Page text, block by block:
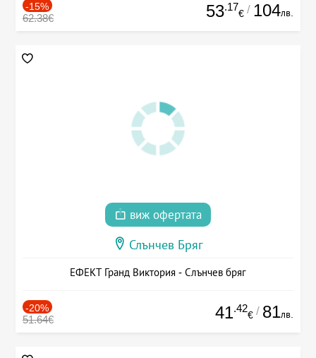
-15%
62.38€ 53.17
€ / 104лв.
виж офертата
Слънчев Бряг
ЕФЕКТ Гранд Виктория - Слънчев бряг
-20%
51.64€ 41.42
€ / 81лв.